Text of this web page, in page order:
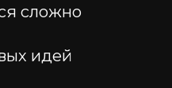
сложно
идей